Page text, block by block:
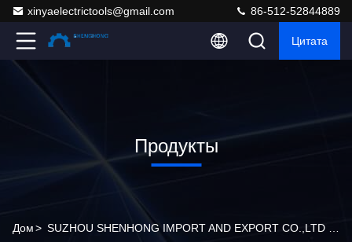
xinyaelectrictools@gmail.com 86-512-52844889
Цитата
Продукты
Дом>